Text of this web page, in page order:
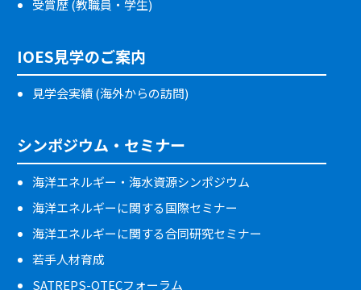
受賞歴 (教職員・学生)
IOES見学のご案内
見学会実績 (海外からの訪問)
シンポジウム・セミナー
海洋エネルギー・海水資源シンポジウム
海洋エネルギーに関する国際セミナー
海洋エネルギーに関する合同研究セミナー
若手人材育成
SATREPS-OTECフォーラム